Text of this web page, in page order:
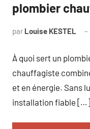
plombier
par Louise KESTEL
À quoi sert un
chauffagiste
et en énergie. Sans
installation fiable […]